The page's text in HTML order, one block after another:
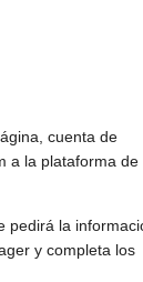
cuenta de
a la plataforma de
pedirá la
y completa los